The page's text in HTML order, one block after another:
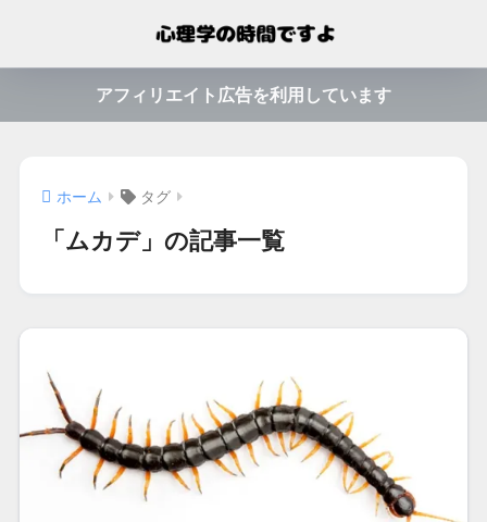
アフィリエイト広告を利用しています
ホーム タグ
「ムカデ」の記事一覧